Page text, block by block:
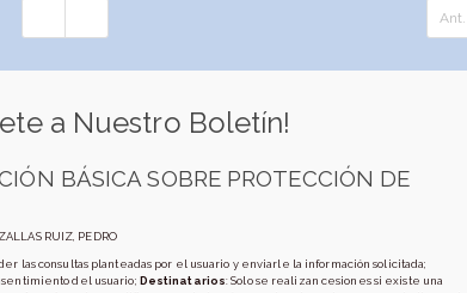
Ant.
a Nuestro Boletín!
BÁSICA SOBRE PROTECCIÓN DE
RUIZ, PEDRO
las consultas planteadas por el usuario y enviarle la información solicitada;
del usuario; Destinatarios: Solo se realizan cesiones si existe una